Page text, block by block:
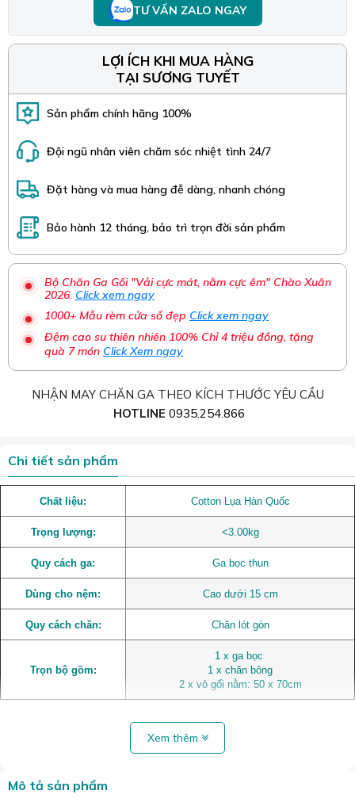
TƯ VẤN ZALO NGAY
LỢI ÍCH KHI MUA HÀNG
TẠI SƯƠNG TUYẾT
Sản phẩm chính hãng 100%
Đội ngũ nhân viên chăm sóc nhiệt tình 24/7
Đặt hàng và mua hàng đễ dàng, nhanh chóng
Bảo hành 12 tháng, bảo trì trọn đời sản phẩm
Bộ Chăn Ga Gối "Vải cực mát, nằm cực êm" Chào Xuân
2026. Click xem ngay
1000+ Mẫu rèm cửa sổ đẹp Click xem ngay
Đệm cao su thiên nhiên 100% Chỉ 4 triệu đồng, tặng
quà 7 món Click Xem ngay
NHẬN MAY CHĂN GA THEO KÍCH THƯỚC YÊU CẦU
HOTLINE 0935.254.866
Chi tiết sản phẩm
Chất liệu: Cotton Lụa Hàn Quốc
Trọng lượng: <3.00kg
Quy cách ga: Ga bọc thun
Dùng cho nệm: Cao dưới 15 cm
Quy cách chăn: Chăn lót gòn
Trọn bộ gồm:
1 x ga bọc
1 x chăn bông
2 x vỏ gối nằm: 50 x 70cm
Xem thêm
Mô tả sản phẩm